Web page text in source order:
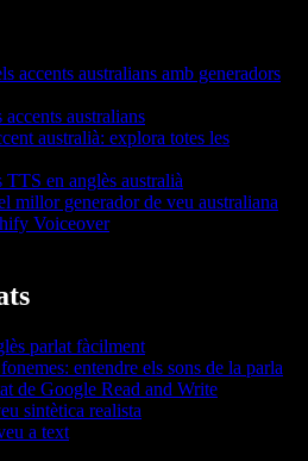
accents australians amb generadors
australians
australià: explora totes les
TTS en anglès australià
millor generador de veu australiana
Voiceover
parlat fàcilment
entendre els sons de la parla
de Google Read and Write
sintètica realista
a text